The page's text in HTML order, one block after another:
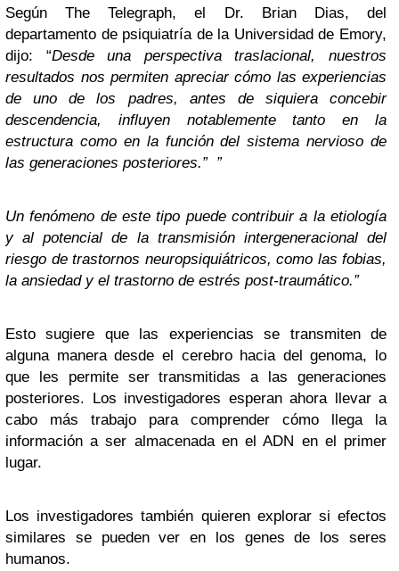
Según The Telegraph, el Dr. Brian Dias, del
departamento de psiquiatría de la Universidad de Emory,
dijo: “Desde una perspectiva traslacional, nuestros
resultados nos permiten apreciar cómo las experiencias
de uno de los padres, antes de siquiera concebir
descendencia, influyen notablemente tanto en la
estructura como en la función del sistema nervioso de
las generaciones posteriores.” ”
Un fenómeno de este tipo puede contribuir a la etiología
y al potencial de la transmisión intergeneracional del
riesgo de trastornos neuropsiquiátricos, como las fobias,
la ansiedad y el trastorno de estrés post-traumático.”
Esto sugiere que las experiencias se transmiten de
alguna manera desde el cerebro hacia del genoma, lo
que les permite ser transmitidas a las generaciones
posteriores. Los investigadores esperan ahora llevar a
cabo más trabajo para comprender cómo llega la
información a ser almacenada en el ADN en el primer
lugar.
Los investigadores también quieren explorar si efectos
similares se pueden ver en los genes de los seres
humanos.